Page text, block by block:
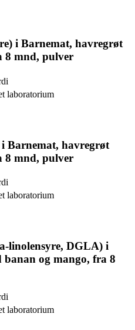
i Barnemat, havregrøt
8 mnd, pulver
laboratorium
Barnemat, havregrøt
8 mnd, pulver
laboratorium
linolensyre, DGLA) i
og mango, fra 8
laboratorium